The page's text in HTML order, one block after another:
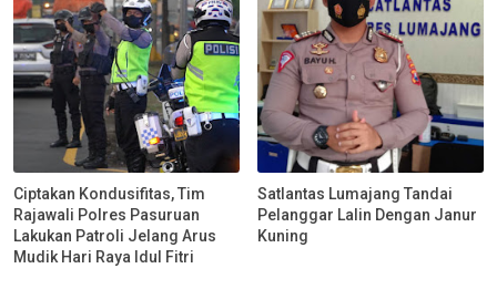
Ciptakan Kondusifitas, Tim
Rajawali Polres Pasuruan
Lakukan Patroli Jelang Arus
Mudik Hari Raya Idul Fitri
Satlantas Lumajang Tandai
Pelanggar Lalin Dengan Janur
Kuning